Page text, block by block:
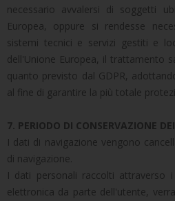
necessario avvalersi di soggetti
Europea, oppure si rendesse
sistemi tecnici e servizi gestiti e
dell'Unione Europea, il trattamento
quanto previsto dal GDPR,
al fine di garantire la più totale
7. PERIODO DI CONSERVAZIONE
I dati di navigazione vengono
di navigazione.
I dati personali raccolti attraverso
elettronica da parte dell'utente,